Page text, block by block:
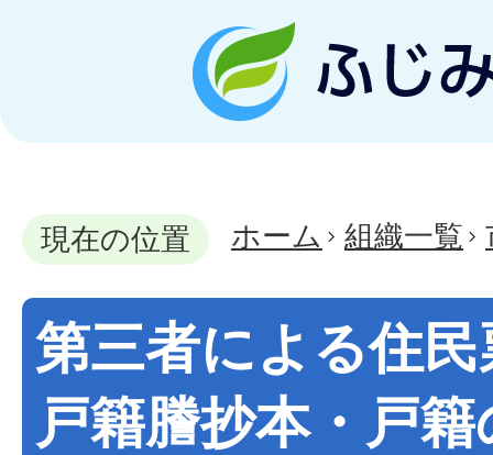
現在の位置 ホーム 組織一覧
第三者による住
戸籍謄抄本・戸